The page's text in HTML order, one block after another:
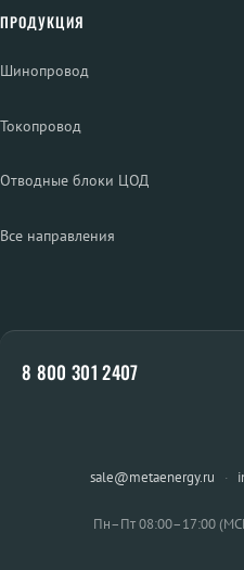
ПРОДУКЦИЯ
Шинопровод
Токопровод
Отводные блоки ЦОД
Все направления
8 800 301 2407
sale@metaenergy.ru ·
Пн–Пт 08:00–17:00